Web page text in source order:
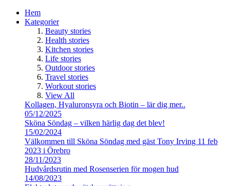
Hem
Kategorier
Beauty stories
Health stories
Kitchen stories
Life stories
Outdoor stories
Travel stories
Workout stories
View All
Kollagen, Hyaluronsyra och Biotin – lär dig mer..
05/12/2025
Sköna Söndag – vilken härlig dag det blev!
15/02/2024
Välkommen till Sköna Söndag med gäst Tony Irving 11 feb
2023 i Örebro
28/11/2023
Hudvårdsrutin med Rosenserien för mogen hud
14/08/2023